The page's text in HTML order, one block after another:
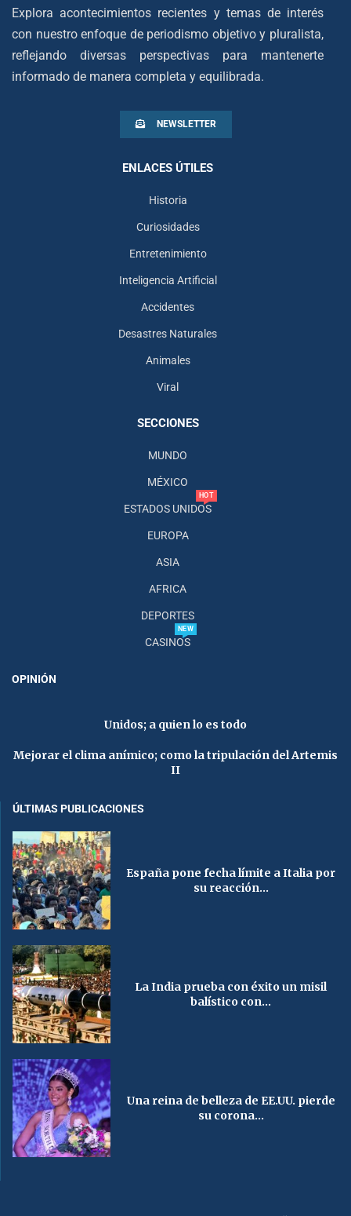
Explora acontecimientos recientes y temas de interés
con nuestro enfoque de periodismo objetivo y pluralista,
reflejando diversas perspectivas para mantenerte
informado de manera completa y equilibrada.
NEWSLETTER
ENLACES ÚTILES
Historia
Curiosidades
Entretenimiento
Inteligencia Artificial
Accidentes
Desastres Naturales
Animales
Viral
SECCIONES
MUNDO
MÉXICO
ESTADOS UNIDOS
HOT
EUROPA
ASIA
AFRICA
DEPORTES
CASINOS
NEW
OPINIÓN
Unidos; a quien lo es todo
Mejorar el clima anímico; como la tripulación del Artemis
II
ÚLTIMAS PUBLICACIONES
España pone fecha límite a Italia por
su reacción...
La India prueba con éxito un misil
balístico con...
Una reina de belleza de EE.UU. pierde
su corona...